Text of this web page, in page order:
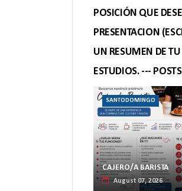
POSICIÓN QUE
PRESENTACION
UN RESUMEN DE
ESTUDIOS. ---
SANTODOMINGO
CAJERO/A BARISTA
August 07, 2026